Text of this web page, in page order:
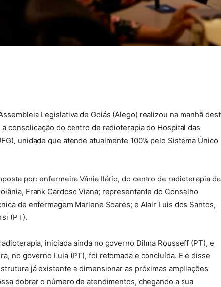
Legislativa de Goiás (Alego) realizou na manhã
consolidação do centro de radioterapia do Hospital das
unidade que atende atualmente 100% pelo Sistema Único
por: enfermeira Vânia Ilário, do centro de radioterapia da
Frank Cardoso Viana; representante do Conselho
de enfermagem Marlene Soares; e Alair Luis dos Santos,
(PT).
iniciada ainda no governo Dilma Rousseff (PT), e
no governo Lula (PT), foi retomada e concluída. Ele disse
já existente e dimensionar as próximas ampliações
dobrar o número de atendimentos, chegando a sua